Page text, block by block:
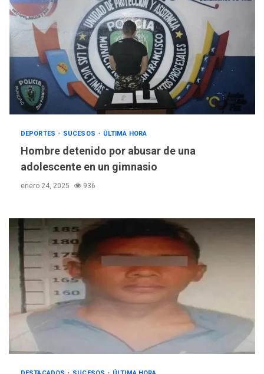
DEPORTES SUCESOS ÚLTIMA HORA
Hombre detenido por abusar de una
adolescente en un gimnasio
enero 24, 2025 936